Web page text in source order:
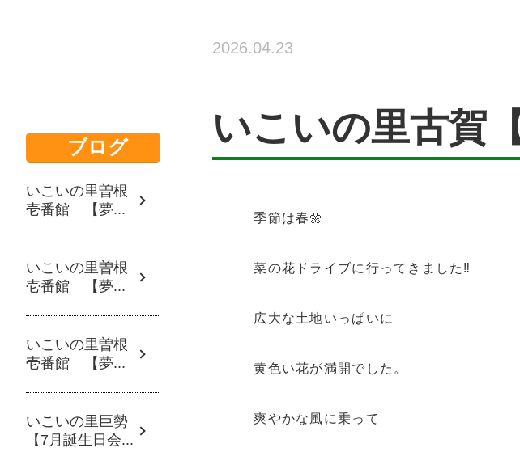
2026.04.23
いこいの里古賀
季節は春🌼
菜の花ドライブに行ってきました‼
広大な土地いっぱいに
黄色い花が満開でした。
爽やかな風に乗って
ブログ
いこいの里曽根
壱番館 【夢...
いこいの里曽根
壱番館 【夢...
いこいの里曽根
壱番館 【夢...
いこいの里巨勢
【7月誕生日会...